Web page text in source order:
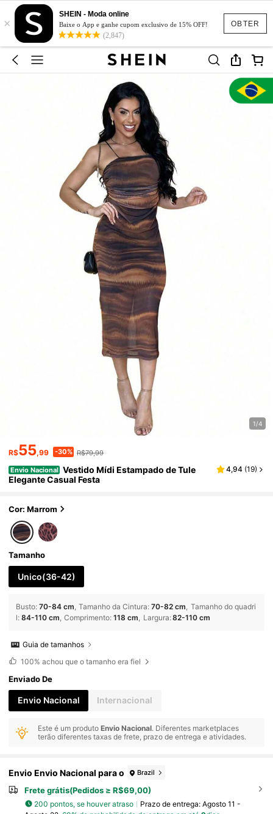
OBTER
×
SHEIN - Moda online
Baixe o App e ganhe cupom exclusivo de 15% OFF!
(2,847)
1/4
R$55,99 -30% R$79,99
Envio Nacional Vestido Mídi Estampado de Tule
Elegante Casual Festa
4,94 (19)
Cor: Marrom
Tamanho
Unico(36-42)
Busto: 70-84 cm Tamanho da Cintura: 70-82 cm Tamanho do quadri
l: 84-110 cm Comprimento: 118 cm Largura:82-110 cm
Guia de tamanhos
100% achou que o tamanho era fiel
Enviado De
Envio Nacional Internacional
Este é um produtoEnvio Nacional. Diferentes marketplaces
terão diferentes taxas de frete, prazo de entrega e atividades.
Envio Envio Nacional para o Brazil
Frete grátis(Pedidos ≥ R$69,00)
200 pontos, se houver atraso Prazo de entrega: Agosto 11 -